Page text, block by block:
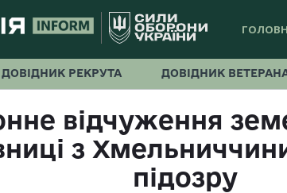
ДОВІДНИК РЕКРУТА ДОВІДНИК
відчуження
з
підозру